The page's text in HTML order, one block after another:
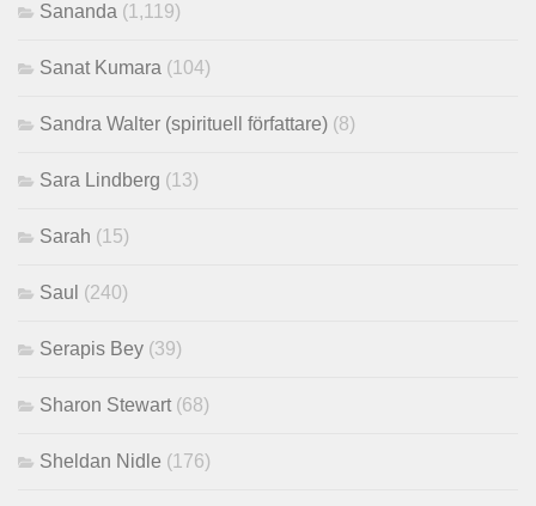
Sananda (1,119)
Sanat Kumara (104)
Sandra Walter (spirituell författare) (8)
Sara Lindberg (13)
Sarah (15)
Saul (240)
Serapis Bey (39)
Sharon Stewart (68)
Sheldan Nidle (176)